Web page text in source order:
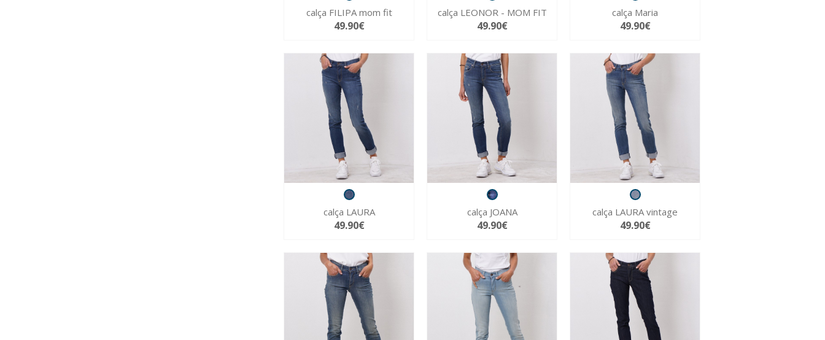
calça FILIPA mom fit
49.90€
calça LEONOR - MOM FIT
49.90€
calça Maria
49.90€
calça LAURA
49.90€
calça JOANA
49.90€
calça LAURA vintage
49.90€